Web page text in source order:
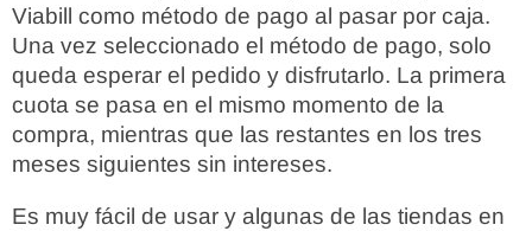
Viabill como método de pago al pasar por caja.
Una vez seleccionado el método de pago, solo
queda esperar el pedido y disfrutarlo. La primera
cuota se pasa en el mismo momento de la
compra, mientras que las restantes en los tres
meses siguientes sin intereses.
Es muy fácil de usar y algunas de las tiendas en